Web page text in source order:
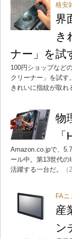
格安
界
き
ナー」を試
100円ショップなど
クリーナー」を試す
きれいに指紋が取れ
物
Amazon.co.jpで、
ール中。第13世代
活躍する一台だ。
FAニ
産
ン